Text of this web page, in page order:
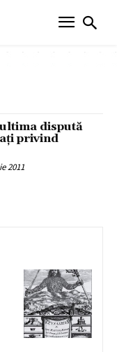
dispută
privind
2011